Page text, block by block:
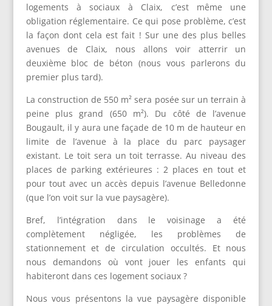
logements à sociaux à Claix, c’est même une
obligation réglementaire. Ce qui pose problème, c’est
la façon dont cela est fait ! Sur une des plus belles
avenues de Claix, nous allons voir atterrir un
deuxième bloc de béton (nous vous parlerons du
premier plus tard).
La construction de 550 m² sera posée sur un terrain à
peine plus grand (650 m²). Du côté de l’avenue
Bougault, il y aura une façade de 10 m de hauteur en
limite de l’avenue à la place du parc paysager
existant. Le toit sera un toit terrasse. Au niveau des
places de parking extérieures : 2 places en tout et
pour tout avec un accès depuis l’avenue Belledonne
(que l’on voit sur la vue paysagère).
Bref, l’intégration dans le voisinage a été
complètement négligée, les problèmes de
stationnement et de circulation occultés. Et nous
nous demandons où vont jouer les enfants qui
habiteront dans ces logement sociaux ?
Nous vous présentons la vue paysagère disponible